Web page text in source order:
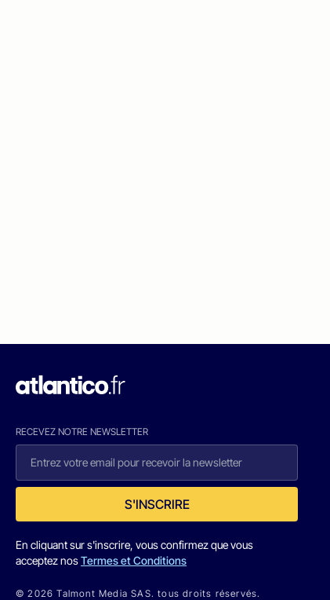
RECEVEZ NOTRE NEWSLETTER
S'INSCRIRE
En cliquant sur s'inscrire, vous confirmez que vous
acceptez nosTermes et Conditions
© 2026 Talmont Media SAS. tous droits réservés.